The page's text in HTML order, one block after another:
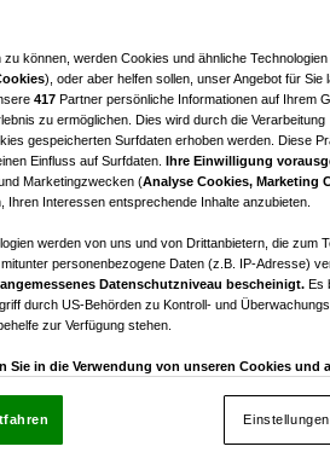
können, werden Cookies und ähnliche
), oder aber helfen sollen, unser Angebot für Sie
417 Partner persönliche Informationen auf Ihrem
zu ermöglichen. Dies wird durch die Verarbeitung
gespeicherten Surfdaten erhoben werden. Diese
Einfluss auf Surfdaten. Ihre Einwilligung
Marketingzwecken (Analyse Cookies, Marketing
Ihren Interessen entsprechende Inhalte anzubieten.
werden von uns und von Drittanbietern, die zum
personenbezogene Daten (z.B. IP-Adresse)
Datenschutzniveau bescheinigt. Es
durch US-Behörden zu Kontroll- und
zur Verfügung stehen.
in die Verwendung von unseren Cookies und
befinden.